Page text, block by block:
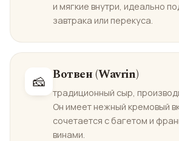
и мягкие внутри, идеально
завтрака или перекуса.
🧀 Вотвен (Wavrin)
традиционный сыр,
Он имеет нежный кремовый
сочетается с багетом и
винами.